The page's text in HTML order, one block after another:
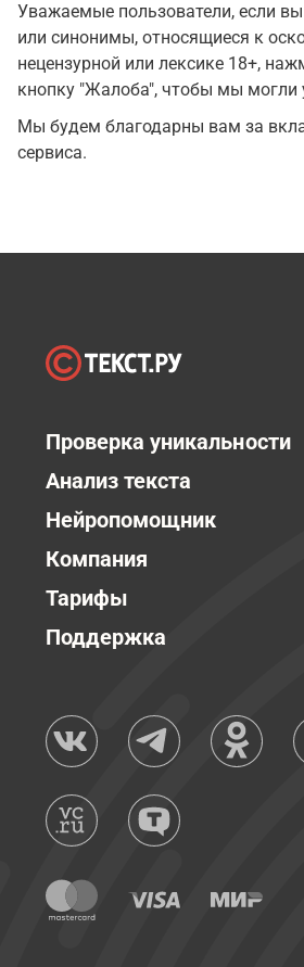
Уважаемые пользователи, если
или синонимы, относящиеся к
нецензурной или лексике 18+,
кнопку "Жалоба", чтобы мы могли
Мы будем благодарны вам за
сервиса.
Проверка уникальности
Анализ текста
Нейропомощник
Компания
Тарифы
Поддержка